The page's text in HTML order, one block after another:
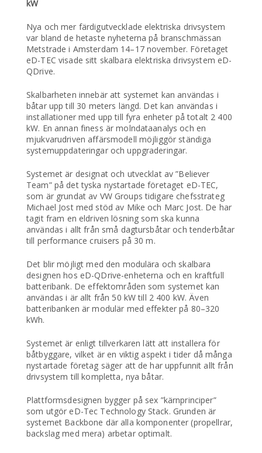
kW
Nya och mer färdigutvecklade elektriska drivsystem
var bland de hetaste nyheterna på branschmässan
Metstrade i Amsterdam 14–17 november. Företaget
eD-TEC visade sitt skalbara elektriska drivsystem eD-
QDrive.
Skalbarheten innebär att systemet kan användas i
båtar upp till 30 meters längd. Det kan användas i
installationer med upp till fyra enheter på totalt 2 400
kW. En annan finess är molndataanalys och en
mjukvarudriven affärsmodell möjliggör ständiga
systemuppdateringar och uppgraderingar.
Systemet är designat och utvecklat av ”Believer
Team” på det tyska nystartade företaget eD-TEC,
som är grundat av VW Groups tidigare chefsstrateg
Michael Jost med stöd av Mike och Marc Jost. De har
tagit fram en eldriven lösning som ska kunna
användas i allt från små dagtursbåtar och tenderbåtar
till performance cruisers på 30 m.
Det blir möjligt med den modulära och skalbara
designen hos eD-QDrive-enheterna och en kraftfull
batteribank. De effektområden som systemet kan
användas i är allt från 50 kW till 2 400 kW. Även
batteribanken är modulär med effekter på 80–320
kWh.
Systemet är enligt tillverkaren lätt att installera för
båtbyggare, vilket är en viktig aspekt i tider då många
nystartade företag säger att de har uppfunnit allt från
drivsystem till kompletta, nya båtar.
Plattformsdesignen bygger på sex ”kärnprinciper”
som utgör eD-Tec Technology Stack. Grunden är
systemet Backbone där alla komponenter (propellrar,
backslag med mera) arbetar optimalt.